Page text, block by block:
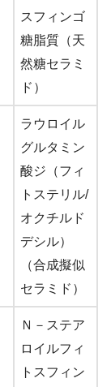
スフィンゴ
糖脂質（天
然糖セラミ
ド）
ラウロイル
グルタミン
酸ジ（フィ
トステリル/
オクチルド
デシル）
（合成擬似
セラミド）
Ｎ－ステア
ロイルフィ
トスフィン